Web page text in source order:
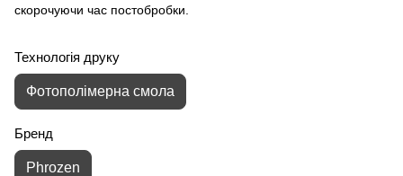
скорочуючи час постобробки.
Технологія друку
Фотополімерна смола
Бренд
Phrozen